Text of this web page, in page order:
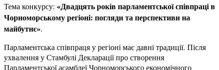
Тема конкурсу: «Двадцять років парламентської співпраці в
Чорноморському регіоні: погляди та перспективи на
майбутнє».
Парламентська співпраця у регіоні має давні традиції. Після
ухвалення у Стамбулі Декларації про створення
Парламентської асамблеї Чорноморського економічного